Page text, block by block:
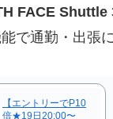
FACE Shuttle
で通勤・出張
【エントリーでP10
倍★19日20:00〜